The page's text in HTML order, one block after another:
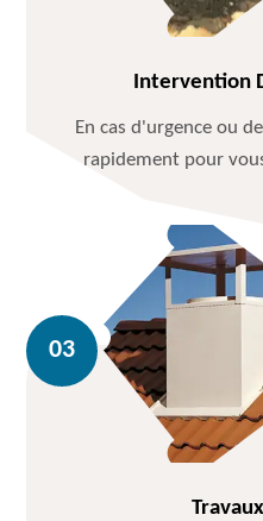
Intervention
En cas d'urgence ou
rapidement pour